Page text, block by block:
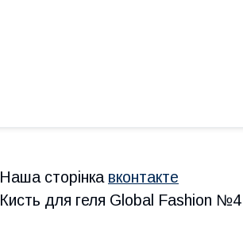
Наша сторінка вконтакте
Кисть для геля Global Fashion